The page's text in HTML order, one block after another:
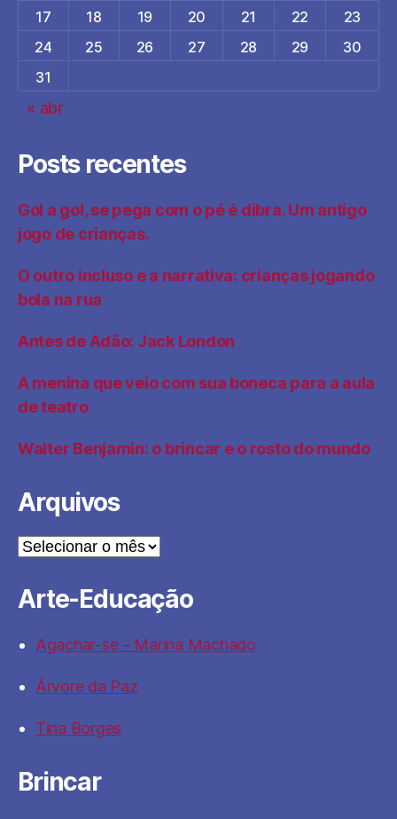
17
18 19 20 21 22
23
24
25 26 27 28 29
30
31
« abr
Posts recentes
Gol a gol, se pega com o pé é dibra. Um antigo
jogo de crianças.
O outro incluso e a narrativa: crianças jogando
bola na rua
Antes de Adão: Jack London
A menina que veio com sua boneca para a aula
de teatro
Walter Benjamin: o brincar e o rosto do mundo
Arquivos
Arquivos
Arte-Educação
Agachar-se – Marina Machado
Árvore da Paz
Tina Borges
Brincar